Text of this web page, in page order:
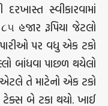
સ્વીકારવામાં
હજાર રૂપિયા જેટલો
પર વધુ એક ટકો
બાંધવા પાછળ થયેલો
એટલે તે માટેનો એક ટકો
બે ટકા થયો. ખાઈ